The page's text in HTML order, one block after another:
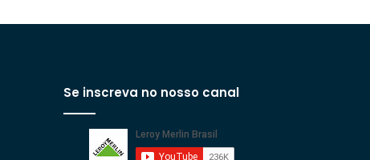
Se inscreva no nosso canal